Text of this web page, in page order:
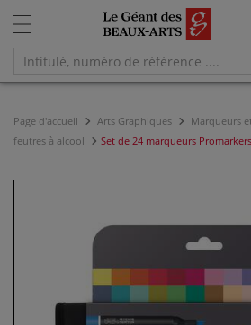
Page d'accueil Arts Graphiques Marqueurs
feutres à alcool
Set de 24 marqueurs